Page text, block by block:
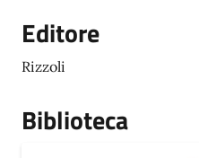
Editore
Rizzoli
Biblioteca